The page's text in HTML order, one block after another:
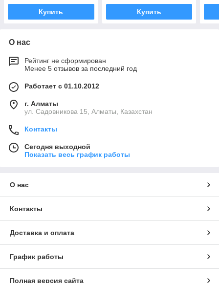
Купить Купить
О нас
Рейтинг не сформирован
Менее 5 отзывов за последний год
Работает с 01.10.2012
г. Алматы
ул. Садовникова 15, Алматы, Казахстан
Контакты
Сегодня выходной
Показать весь график работы
О нас
Контакты
Доставка и оплата
График работы
Полная версия сайта